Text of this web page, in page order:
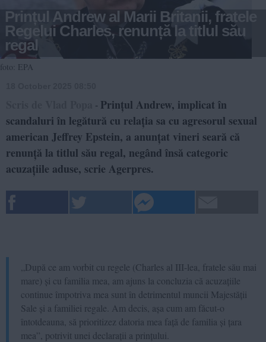
Prințul Andrew al Marii Britanii, fratele
Regelui Charles, renunță la titlul său
regal
foto: EPA
- Prințul Andrew, implicat în
scandaluri în legătură cu relația sa cu agresorul sexual
american Jeffrey Epstein, a anunțat vineri seară că
renunță la titlul său regal, negând însă categoric
acuzațiile aduse, scrie Agerpres.
„După ce am vorbit cu regele (Charles al III-lea, fratele său mai
mare) și cu familia mea, am ajuns la concluzia că acuzațiile
continue împotriva mea sunt în detrimentul muncii Majestății
Sale și a familiei regale. Am decis, așa cum am făcut-o
întotdeauna, să prioritizez datoria mea față de familia și țara
mea”, potrivit unei declarații a prințului.